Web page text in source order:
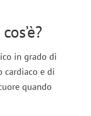
in grado di
cardiaco e di
quando